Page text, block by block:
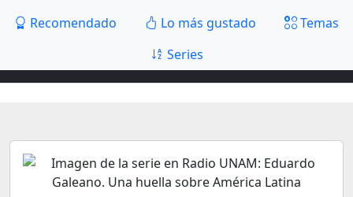
Recomendado
Lo más gustado
Temas
Series